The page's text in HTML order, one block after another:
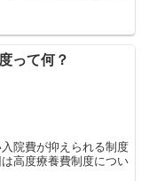
って何？
院費が抑えられる制度
高度療養費制度につい